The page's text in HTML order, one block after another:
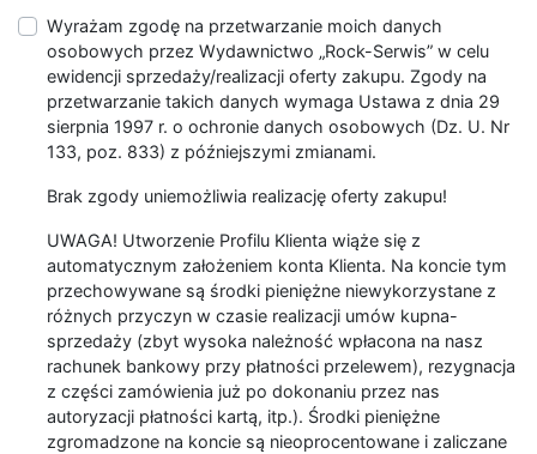
Wyrażam zgodę na przetwarzanie moich danych
osobowych przez Wydawnictwo „Rock-Serwis” w celu
ewidencji sprzedaży/realizacji oferty zakupu. Zgody na
przetwarzanie takich danych wymaga Ustawa z dnia 29
sierpnia 1997 r. o ochronie danych osobowych (Dz. U. Nr
133, poz. 833) z późniejszymi zmianami.
Brak zgody uniemożliwia realizację oferty zakupu!
UWAGA! Utworzenie Profilu Klienta wiąże się z
automatycznym założeniem konta Klienta. Na koncie tym
przechowywane są środki pieniężne niewykorzystane z
różnych przyczyn w czasie realizacji umów kupna-
sprzedaży (zbyt wysoka należność wpłacona na nasz
rachunek bankowy przy płatności przelewem), rezygnacja
z części zamówienia już po dokonaniu przez nas
autoryzacji płatności kartą, itp.). Środki pieniężne
zgromadzone na koncie są nieoprocentowane i zaliczane